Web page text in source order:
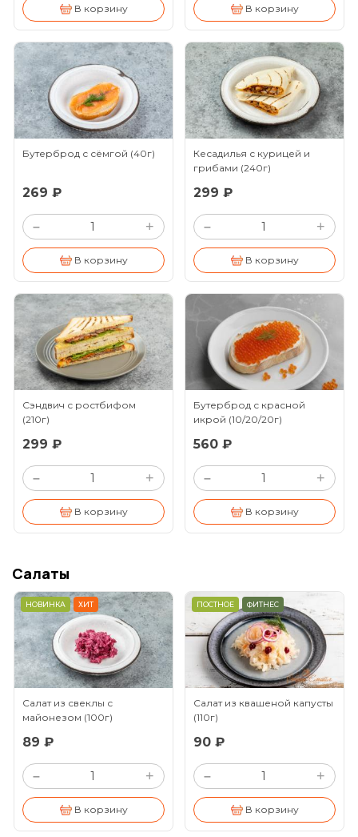
В корзину В корзину
Бутерброд с сёмгой (40г)
269 ₽
– +
В корзину
Кесадилья с курицей и
грибами (240г)
299 ₽
– +
В корзину
Сэндвич с ростбифом
(210г)
299 ₽
– +
В корзину
Бутерброд с красной
икрой (10/20/20г)
560 ₽
– +
В корзину
Салаты
НОВИНКА ХИТ
Салат из свеклы с
майонезом (100г)
89 ₽
– +
В корзину
ПОСТНОЕ ФИТНЕС
Салат из квашеной капусты
(110г)
90 ₽
– +
В корзину